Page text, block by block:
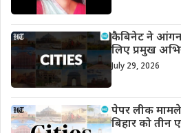
कैबिनेट ने
लिए प्रमुख
July 29, 2026
पेपर लीक
बिहार को तीन